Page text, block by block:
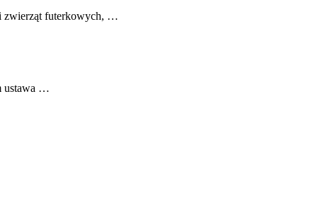
zwierząt futerkowych, …
ustawa …